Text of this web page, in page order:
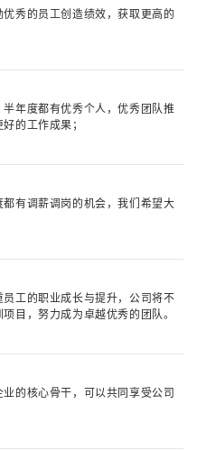
秀的员工创造绩效，获取更高的
年度都有优秀个人，优秀团队推
的工作成果；
有调薪调岗的机会，我们希望大
员工的职业成长与提升，公司将不
目，努力成为卓越优秀的团队。
的核心骨干，可以共同享受公司